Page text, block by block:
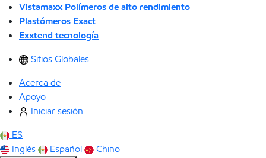
Vistamaxx Polímeros de alto rendimiento
Plastómeros Exact
Exxtend tecnología
Sitios Globales
Acerca de
Apoyo
Iniciar sesión
ES
Inglés
Español
Chino